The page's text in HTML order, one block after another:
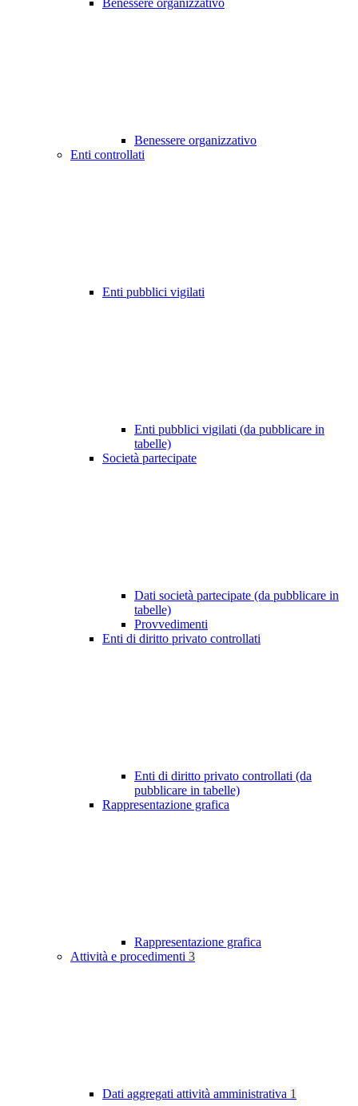
Benessere organizzativo
Benessere organizzativo
Enti controllati
Enti pubblici vigilati
Enti pubblici vigilati (da pubblicare in
tabelle)
Società partecipate
Dati società partecipate (da pubblicare in
tabelle)
Provvedimenti
Enti di diritto privato controllati
Enti di diritto privato controllati (da
pubblicare in tabelle)
Rappresentazione grafica
Rappresentazione grafica
Attività e procedimenti 3
Dati aggregati attività amministrativa 1